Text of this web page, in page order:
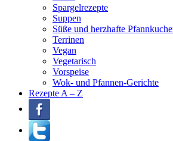
Spargelrezepte
Suppen
Süße und herzhafte
Terrinen
Vegan
Vegetarisch
Vorspeise
Wok- und Pfannen-Gerichte
Rezepte A – Z